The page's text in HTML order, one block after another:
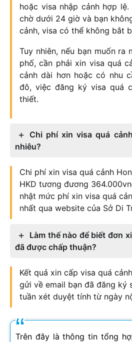
hoặc visa nhập cảnh hợp
chờ dưới 24 giờ và bạn
cảnh, visa có thể không bắt
Tuy nhiên, nếu bạn muốn ra
phố, cần phải xin visa quá
cảnh dài hơn hoặc có nhu
đô, việc đăng ký visa quá
thiết.
Chi phí xin visa quá
nhiêu?
Chi phí xin visa quá cảnh
HKD tương đương
nhật mức phí xin visa quá
nhất qua website của Sở Di
Làm thế nào để biết đơn
đã được chấp thuận?
Kết quả xin cấp visa quá
gửi về email bạn đã đăng ký
tuần xét duyệt tính từ ngày
Trên đây là thông tin tổng